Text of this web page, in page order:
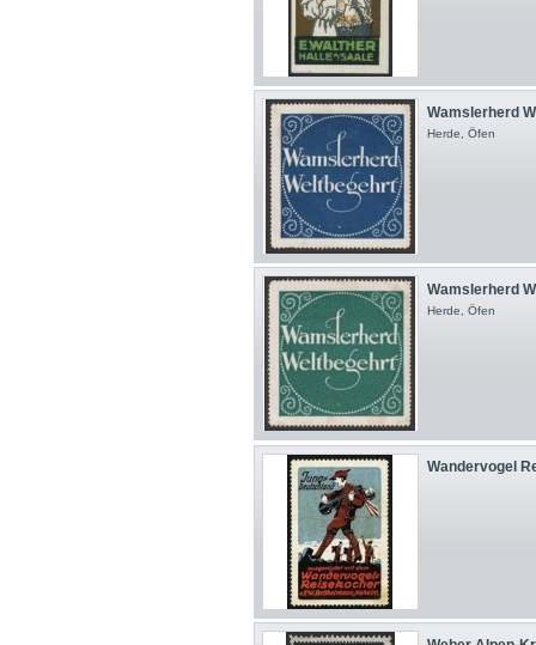
Wamslerherd
Herde, Öfen
Wamslerherd
Herde, Öfen
Wandervogel